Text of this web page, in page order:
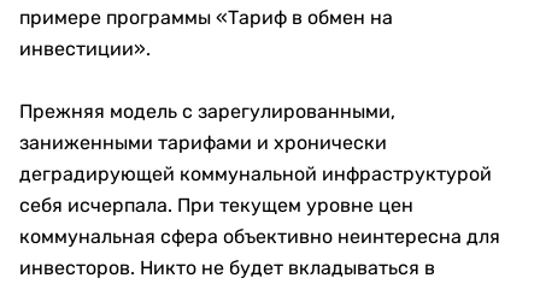
примере программы «Тариф в обмен на
инвестиции».
Прежняя модель с зарегулированными,
заниженными тарифами и хронически
деградирующей коммунальной инфраструктурой
себя исчерпала. При текущем уровне цен
коммунальная сфера объективно неинтересна для
инвесторов. Никто не будет вкладываться в